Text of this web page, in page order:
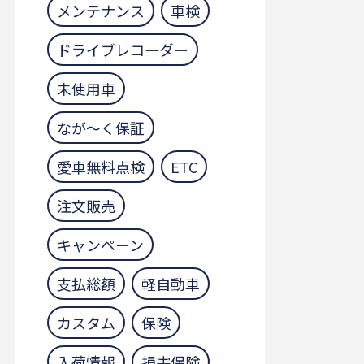
メンテナンス
車検
ドライブレコーダー
未使用車
なが～く保証
愛車無料点検
ETC
注文販売
キャンペーン
支払総額
軽自動車
カスタム
保険